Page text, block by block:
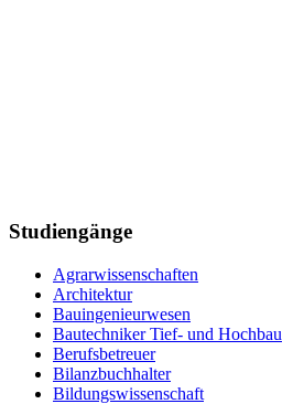
Studiengänge
Agrarwissenschaften
Architektur
Bauingenieurwesen
Bautechniker Tief- und Hochbau
Berufsbetreuer
Bilanzbuchhalter
Bildungswissenschaft